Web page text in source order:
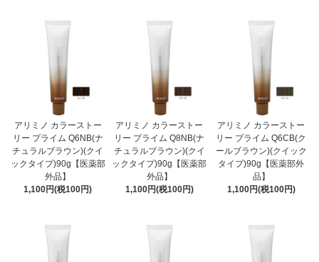
アリミノ カラーストー
リー プライム Q6NB(ナ
チュラルブラウン)(クイ
ックタイプ)90g【医薬部
外品】
1,100円(税100円)
アリミノ カラーストー
リー プライム Q8NB(ナ
チュラルブラウン)(クイ
ックタイプ)90g【医薬部
外品】
1,100円(税100円)
アリミノ カラーストー
リー プライム Q6CB(ク
ールブラウン)(クイック
タイプ)90g【医薬部外
品】
1,100円(税100円)